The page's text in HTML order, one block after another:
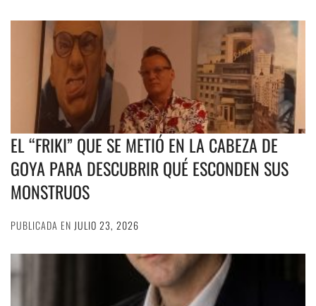
EL “FRIKI” QUE SE METIÓ EN LA CABEZA DE
GOYA PARA DESCUBRIR QUÉ ESCONDEN SUS
MONSTRUOS
PUBLICADA EN JULIO 23, 2026